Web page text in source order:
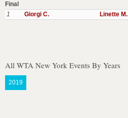
Final
1
Giorgi C. Linette M.
All WTA New York Events By Years
2019